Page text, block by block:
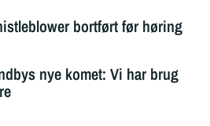
bortført før høring
nye komet: Vi har brug